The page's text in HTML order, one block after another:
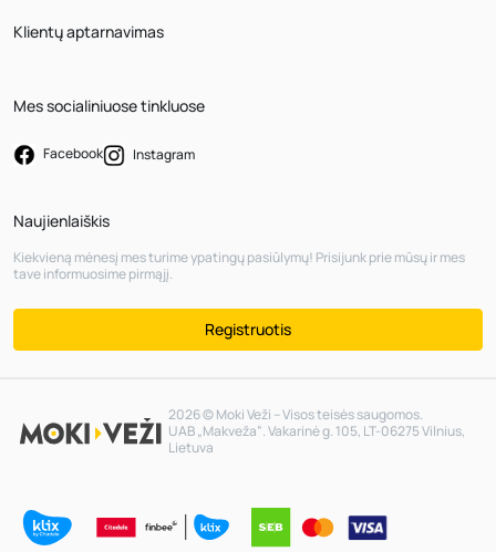
Klientų aptarnavimas
Mes socialiniuose tinkluose
Facebook Instagram
Naujienlaiškis
Kiekvieną mėnesį mes turime ypatingų pasiūlymų! Prisijunk prie mūsų ir mes
tave informuosime pirmąjį.
Registruotis
2026 © Moki Veži – Visos teisės saugomos.
UAB „Makveža“. Vakarinė g. 105, LT-06275 Vilnius,
Lietuva